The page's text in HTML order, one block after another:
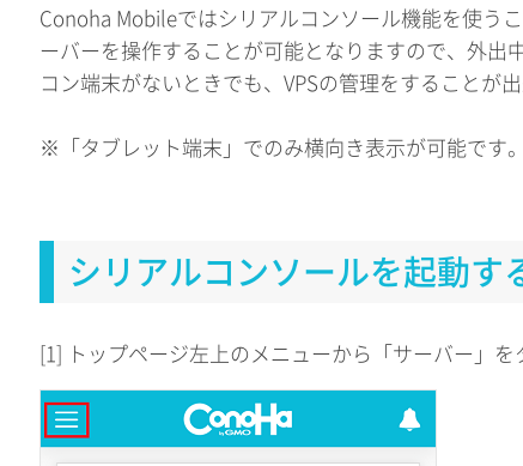
Conoha Mobileではシリアルコンソール機能を使う
ーバーを操作することが可能となりますので、外出
コン端末がないときでも、VPSの管理をすることが出
※「タブレット端末」でのみ横向き表示が可能です。
シリアルコンソールを起動す
[1] トップページ左上のメニューから「サーバー」を